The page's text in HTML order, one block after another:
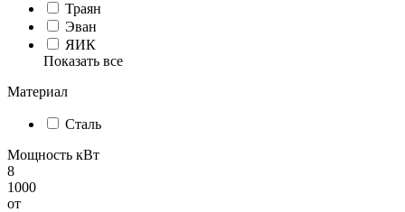
Траян
Эван
ЯИК
Показать все
Материал
Сталь
Мощность кВт
8
1000
от